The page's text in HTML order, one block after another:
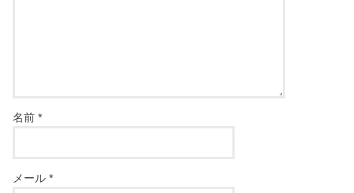
名前*
メール*